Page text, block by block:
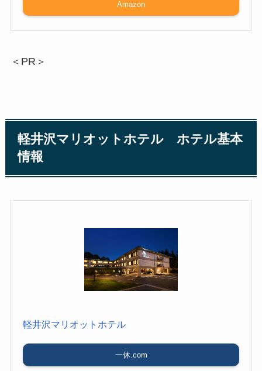
Amazon
＜PR＞
軽井沢マリオットホテル ホテル基本
情報
軽井沢マリオットホテル
一休.com